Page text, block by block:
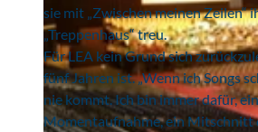
sie mit „Zwischen meinen
„Treppenhaus“ treu.
Für LEA kein Grund sich
fünf Jahren ist. „Wenn ich Songs
nie kommt. Ich bin immer dafür,
Momentaufnahme, ein Mitschnitt